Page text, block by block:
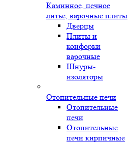
Каминное, печное
литье, варочные плиты
Дверцы
Плиты и
конфорки
варочные
Шнуры-
изоляторы
Отопительные печи
Отопительные
печи
Отопительные
печи кирпичные